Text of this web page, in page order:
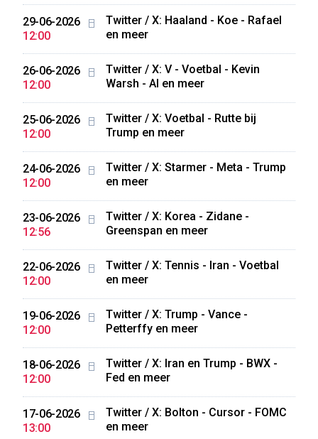
29-06-2026
12:00
Twitter / X: Haaland - Koe - Rafael
en meer
26-06-2026
12:00
Twitter / X: V - Voetbal - Kevin
Warsh - AI en meer
25-06-2026
12:00
Twitter / X: Voetbal - Rutte bij
Trump en meer
24-06-2026
12:00
Twitter / X: Starmer - Meta - Trump
en meer
23-06-2026
12:56
Twitter / X: Korea - Zidane -
Greenspan en meer
22-06-2026
12:00
Twitter / X: Tennis - Iran - Voetbal
en meer
19-06-2026
12:00
Twitter / X: Trump - Vance -
Petterffy en meer
18-06-2026
12:00
Twitter / X: Iran en Trump - BWX -
Fed en meer
17-06-2026
13:00
Twitter / X: Bolton - Cursor - FOMC
en meer